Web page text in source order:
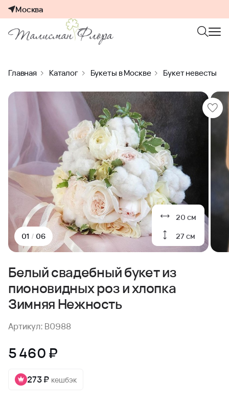
Москва
Главная Каталог Букеты в Москве Букет невесты
20 см
27 см
01 / 06
Белый свадебный букет из
пионовидных роз и хлопка
Зимняя Нежность
Артикул: B0988
5 460 ₽
273 ₽ кешбэк